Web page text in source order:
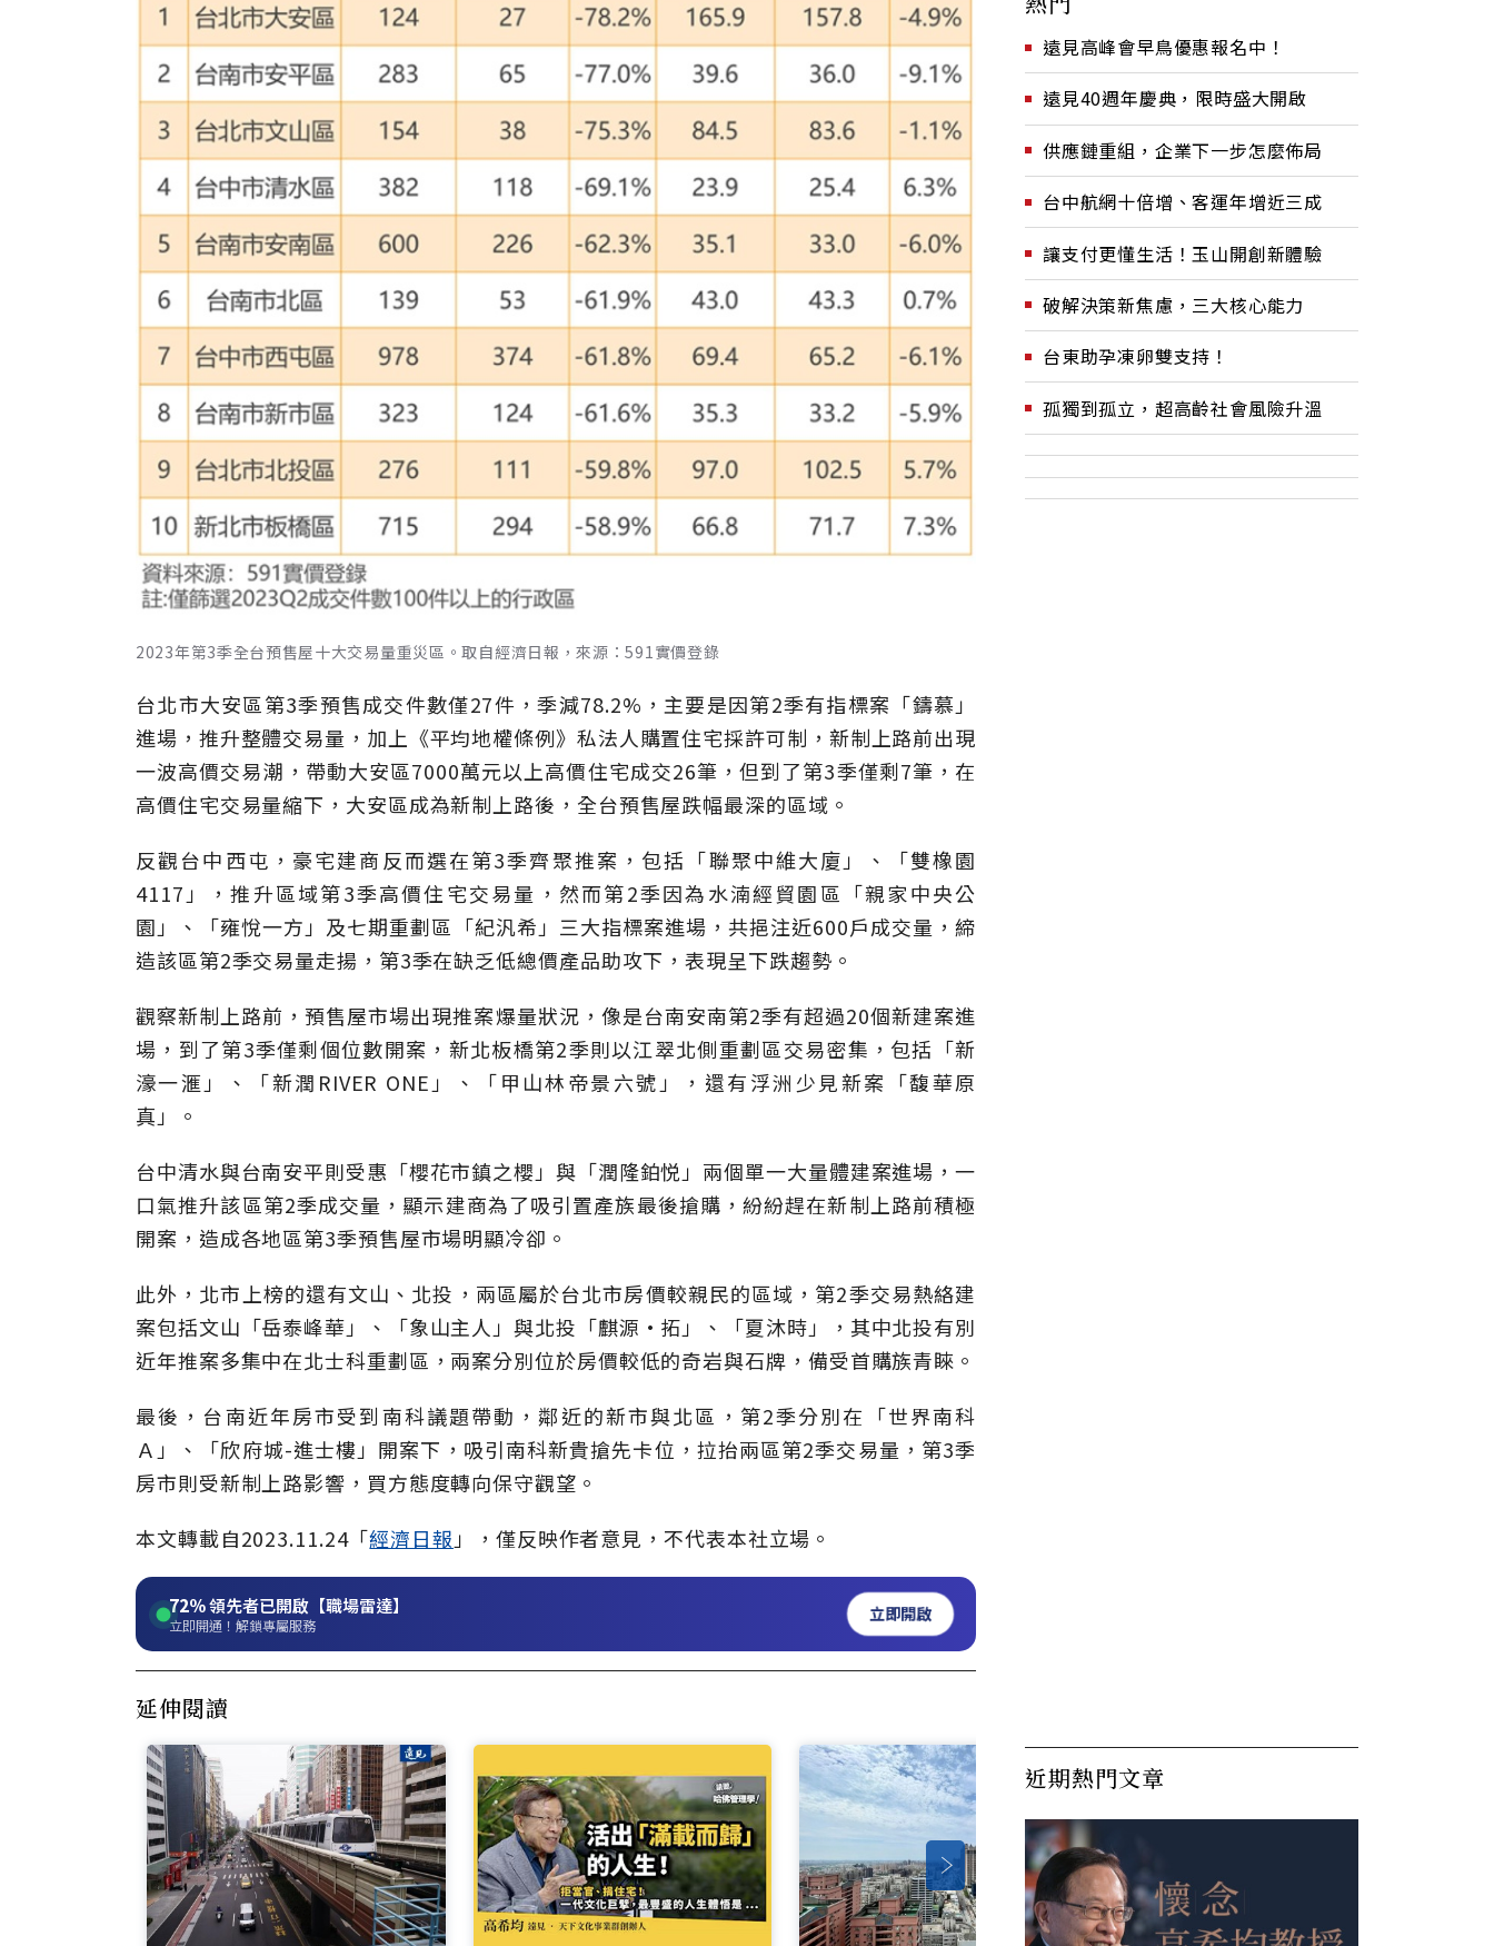
2023年第3季全台預售屋十大交易量重災區。取自經濟日報，來源：591實價登錄
台北市大安區第3季預售成交件數僅27件，季減78.2%，主要是因第2季有指標案「鑄慕」
進場，推升整體交易量，加上《平均地權條例》私法人購置住宅採許可制，新制上路前出現
一波高價交易潮，帶動大安區7000萬元以上高價住宅成交26筆，但到了第3季僅剩7筆，在
高價住宅交易量縮下，大安區成為新制上路後，全台預售屋跌幅最深的區域。
反觀台中西屯，豪宅建商反而選在第3季齊聚推案，包括「聯聚中維大廈」、「雙橡園
4117」，推升區域第3季高價住宅交易量，然而第2季因為水湳經貿園區「親家中央公
園」、「雍悅一方」及七期重劃區「紀汎希」三大指標案進場，共挹注近600戶成交量，締
造該區第2季交易量走揚，第3季在缺乏低總價產品助攻下，表現呈下跌趨勢。
觀察新制上路前，預售屋市場出現推案爆量狀況，像是台南安南第2季有超過20個新建案進
場，到了第3季僅剩個位數開案，新北板橋第2季則以江翠北側重劃區交易密集，包括「新
濠一滙」、「新潤RIVER ONE」、「甲山林帝景六號」，還有浮洲少見新案「馥華原
真」。
台中清水與台南安平則受惠「櫻花市鎮之櫻」與「潤隆鉑悦」兩個單一大量體建案進場，一
口氣推升該區第2季成交量，顯示建商為了吸引置產族最後搶購，紛紛趕在新制上路前積極
開案，造成各地區第3季預售屋市場明顯冷卻。
此外，北市上榜的還有文山、北投，兩區屬於台北市房價較親民的區域，第2季交易熱絡建
案包括文山「岳泰峰華」、「象山主人」與北投「麒源·拓」、「夏沐時」，其中北投有別
近年推案多集中在北士科重劃區，兩案分別位於房價較低的奇岩與石牌，備受首購族青睞。
最後，台南近年房市受到南科議題帶動，鄰近的新市與北區，第2季分別在「世界南科
Ａ」、「欣府城-進士樓」開案下，吸引南科新貴搶先卡位，拉抬兩區第2季交易量，第3季
房市則受新制上路影響，買方態度轉向保守觀望。
本文轉載自2023.11.24「經濟日報 」，僅反映作者意見，不代表本社立場。
72%領先者已開啟【職場雷達】
立即開通！解鎖專屬服務
立即開啟
延伸閱讀
遠見高峰會早鳥優惠報名中！
遠見40週年慶典，限時盛大開啟
供應鏈重組，企業下一步怎麼佈局
台中航網十倍增、客運年增近三成
讓支付更懂生活！玉山開創新體驗
破解決策新焦慮，三大核心能力
台東助孕凍卵雙支持！
孤獨到孤立，超高齡社會風險升溫
近期熱門文章